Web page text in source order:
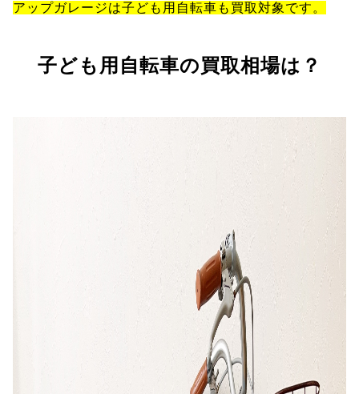
アップガレージは子ども用自転車も買取対象です。
子ども用自転車の買取相場は？